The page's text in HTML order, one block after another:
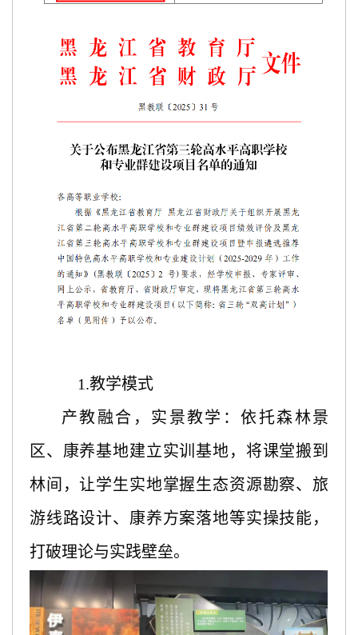
1.教学模式
产教融合，实景教学：依托森林景
区、康养基地建立实训基地，将课堂搬到
林间，让学生实地掌握生态资源勘察、旅
游线路设计、康养方案落地等实操技能，
打破理论与实践壁垒。